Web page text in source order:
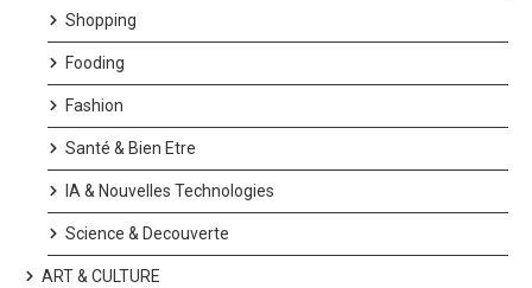
Shopping
Fooding
Fashion
Santé & Bien Etre
IA & Nouvelles Technologies
Science & Decouverte
ART & CULTURE